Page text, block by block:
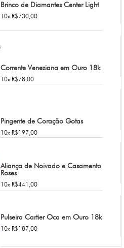
Brinco de Diamantes Center Light
10x R$730,00
Corrente Veneziana em Ouro 18k
10x R$78,00
Pingente de Coração Gotas
10x R$197,00
Aliança de Noivado e Casamento
Roses
10x R$441,00
Pulseira Cartier Oca em Ouro 18k
10x R$187,00